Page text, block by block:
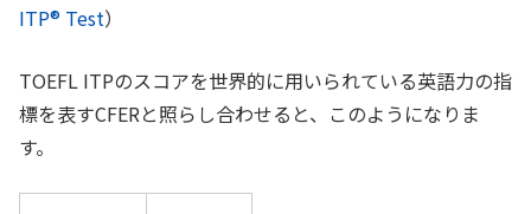
ITP® Test）
TOEFL ITPのスコアを世界的に用いられている英語力の指
標を表すCFERと照らし合わせると、このようになりま
す。